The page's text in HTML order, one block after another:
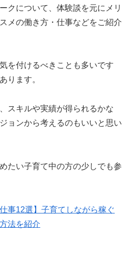
クについて、体験談を元にメリ
メの働き方・仕事などをご紹介
を付けるべきことも多いです
ります。
スキルや実績が得られるかな
ョンから考えるのもいいと思い
たい子育て中の方の少しでも参
事12選】子育てしながら稼ぐ
法を紹介